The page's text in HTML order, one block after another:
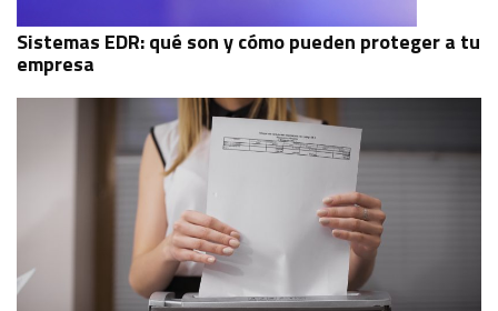
Sistemas EDR: qué son y cómo pueden proteger a tu
empresa